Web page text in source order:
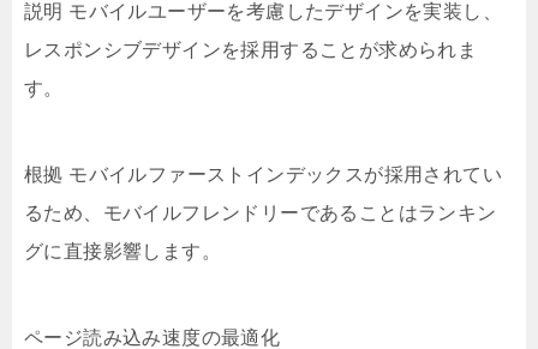
説明 モバイルユーザーを考慮したデザインを実装し、
レスポンシブデザインを採用することが求められま
す。
根拠 モバイルファーストインデックスが採用されてい
るため、モバイルフレンドリーであることはランキン
グに直接影響します。
ページ読み込み速度の最適化